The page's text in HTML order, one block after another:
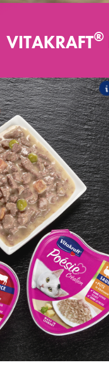
VITAKRAFT®
Poésie
®
saus
de volgende producten:
Poésie
®
& tuingroenten
Poésie
®
in kaassaus
Poésie
®
& wortel
Poésie
®
& tomaat
Poésie
®
in kaassaus
Poésie
®
& kalkoen
Poésie
®
& rundvlees